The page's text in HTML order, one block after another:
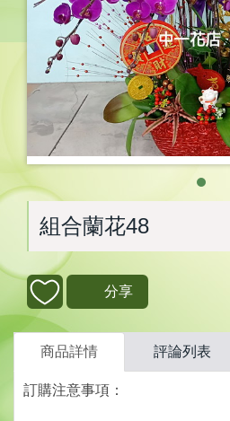
組合蘭花48
分享
商品詳情 評論列表
訂購注意事項：